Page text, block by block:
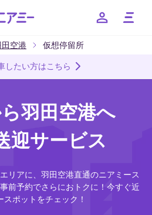
ポンなど、ニアミーのお得な情報
文 繁体中文 한국어
空港 仮想停留所
したい方はこちら
羽田空港へ
迎サービス
リアに、羽田空港直通のニアミース
前予約でさらにおトクに！今すぐ近
スポットをチェック！